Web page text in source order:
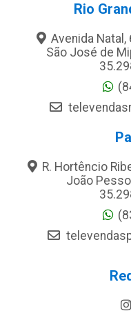
Rio
Avenida Natal,
São José de
R. Hortêncio
João